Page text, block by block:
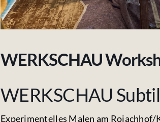
WERKSCHAU
WERKSCHAU
Experimentelles Malen am